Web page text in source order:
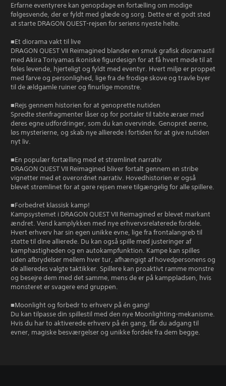
Erfarne eventyrere kan genopdage en fortælling om modige
følgesvende, der er fyldt med glæde og sorg. Dette er et godt sted
at starte DRAGON QUEST-rejsen for seriens nyeste helte.
■Et diorama vakt til live
DRAGON QUEST VII Reimagined blander en smuk grafisk dioramastil
med Akira Toriyamas ikoniske figurdesign for at få hvert møde til at
føles levende, hjerteligt og fyldt med eventyr. Hvert miljø er proppet
med farve og personlighed, lige fra de frodige skove og travle byer
til de ældgamle ruiner og finurlige monstre.
■Rejs gennem historien for at genoprette nutiden
Spredte stenfragmenter låser op for portaler til tabte æraer med
deres egne udfordringer, som du kan overvinde. Genopret øerne,
løs mysterierne, og skab nye allierede i fortiden for at give nutiden
nyt liv.
■En populær fortælling med et strømlinet narrativ
DRAGON QUEST VII Reimagined bliver fortalt gennem en stribe
vignetter med et overordnet narrativ. Hovedhistorien er også
blevet strømlinet for at gøre rejsen mere tilgængelig for alle spillere.
■Forbedret klassisk kamp!
Kampsystemet i DRAGON QUEST VII Reimagined er blevet markant
ændret. Vend kamplykken med nye erhvervsrelaterede fordele.
Hvert erhverv har sin egen unikke evne, lige fra frontalangreb til
støtte til dine allierede. Du kan også spille med justeringer af
kamphastigheden og en autokampfunktion. Kampe kan spilles
uden afbrydelser mellem hver tur, afhængigt af hovedpersonens og
de allieredes valgte taktikker. Spillere kan proaktivt ramme monstre
og besejre dem med det samme, mens de er på kamppladsen, hvis
monsteret er svagere end gruppen.
■Moonlight og forbedr to erhverv på én gang!
Du kan tilpasse din spillestil med den nye Moonlighting-mekanisme.
Hvis du har to aktiverede erhverv på én gang, får du adgang til
evner, magiske besværgelser og unikke fordele fra dem begge.